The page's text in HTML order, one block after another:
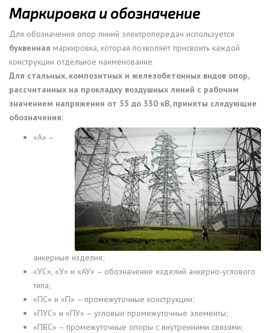
Маркировка и обозначение
Для обозначения опор линий электропередач используется
буквенная маркировка, которая позволяет присвоить каждой
конструкции отдельное наименование.
Для стальных, композитных и железобетонных видов опор,
рассчитанных на прокладку воздушных линий с рабочим
значением напряжения от 35 до 330 кВ, приняты следующие
обозначения:
«А» –
анкерные изделия;
«УС», «У» и «АУ» – обозначение изделий анкерно-углового
типа;
«ПС» и «П» – промежуточные конструкции;
«ПУС» и «ПУ» – угловые промежуточные элементы;
«ПВС» – промежуточные опоры с внутренними связями;